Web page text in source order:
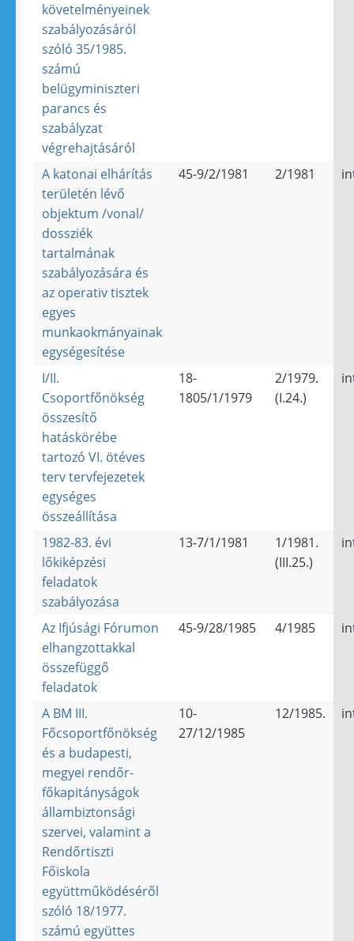
követelményeinek
szabályozásáról
szóló 35/1985.
számú
belügyminiszteri
parancs és
szabályzat
végrehajtásáról
A katonai elhárítás
területén lévő
objektum /vonal/
dossziék
tartalmának
szabályozására és
az operativ tisztek
egyes
munkaokmányainak
egységesítése
45-9/2/1981 2/1981
I/II.
Csoportfőnökség
összesítő
hatáskörébe
tartozó VI. ötéves
terv tervfejezetek
egységes
összeállítása
18-
1805/1/1979
2/1979.
(I.24.)
1982-83. évi
lőkiképzési
feladatok
szabályozása
13-7/1/1981
1/1981.
(III.25.)
Az Ifjúsági Fórumon
elhangzottakkal
összefüggő
feladatok
45-9/28/1985 4/1985
A BM III.
Főcsoportfőnökség
és a budapesti,
megyei rendőr-
főkapitányságok
állambiztonsági
szervei, valamint a
Rendőrtiszti
Főiskola
együttműködéséről
szóló 18/1977.
számú együttes
10-
27/12/1985
12/1985.